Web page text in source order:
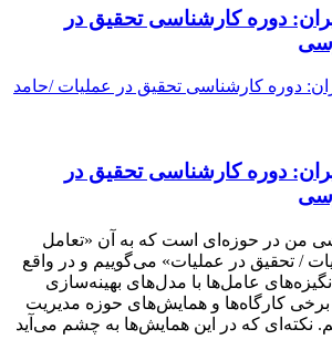
دوره کارشناسی تحقیق در
دوره کارشناسی تحقیق در
من در حوزه‌ای است که به آن «تعامل
/ تحقیق در عملیات» می‌گوییم و در واقع
عامل‌ها با مدل‌های بهینه‌سازی
کارگاه‌ها و همایش‌های حوزه مدیریت
که در این همایش‌ها به چشم می‌آید